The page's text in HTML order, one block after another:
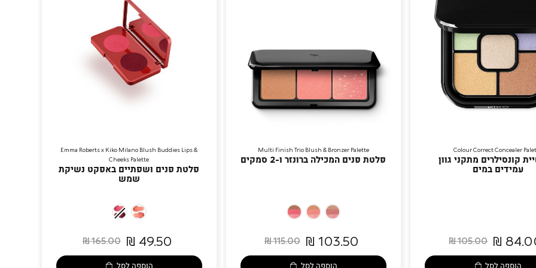
Colour Correct Concealer
קונסילרים מתקני גוון
עמידים במים
84.00
105.00 ₪
הוספה לסל
Multi Finish Trio Blush & Bronzer Palette
פלטת פנים המכילה ברונזר ו-2 סמקים
02
Mauve
01
Coral
03
Pink
103.50 ₪
115.00 ₪
הוספה לסל
Emma Roberts x Kiko Milano Blush Buddies Lips &
Cheeks Palette
פלטת פנים ושפתיים באפקט נשיקת
שמש
01
Me
Crazy
02
On
Top
49.50 ₪
165.00 ₪
הוספה לסל